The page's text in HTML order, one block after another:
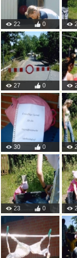
22 0
27 0
30 0
23 0